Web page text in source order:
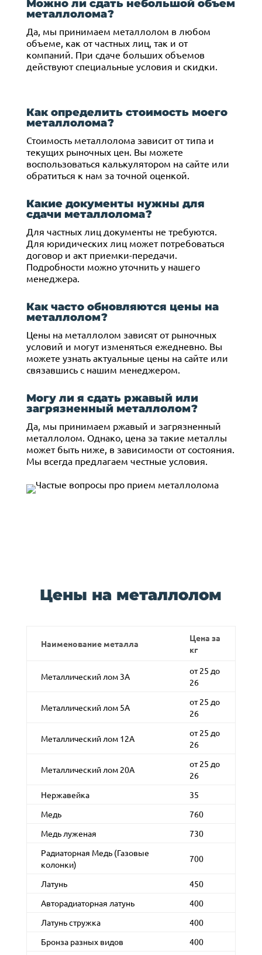
Можно ли сдать небольшой объем
металлолома?
Да, мы принимаем металлолом в любом
объеме, как от частных лиц, так и от
компаний. При сдаче больших объемов
действуют специальные условия и скидки.
Как определить стоимость моего
металлолома?
Стоимость металлолома зависит от типа и
текущих рыночных цен. Вы можете
воспользоваться калькулятором на сайте или
обратиться к нам за точной оценкой.
Какие документы нужны для
сдачи металлолома?
Для частных лиц документы не требуются.
Для юридических лиц может потребоваться
договор и акт приемки-передачи.
Подробности можно уточнить у нашего
менеджера.
Как часто обновляются цены на
металлолом?
Цены на металлолом зависят от рыночных
условий и могут изменяться ежедневно. Вы
можете узнать актуальные цены на сайте или
связавшись с нашим менеджером.
Могу ли я сдать ржавый или
загрязненный металлолом?
Да, мы принимаем ржавый и загрязненный
металлолом. Однако, цена за такие металлы
может быть ниже, в зависимости от состояния.
Мы всегда предлагаем честные условия.
Цены на металлолом
Наименование металла
Цена за
кг
Металлический лом 3А
от 25 до
26
Металлический лом 5А
от 25 до
26
Металлический лом 12А
от 25 до
26
Металлический лом 20А
от 25 до
26
Нержавейка
35
Медь
760
Медь луженая
730
Радиаторная Медь (Газовые
колонки)
700
Латунь
450
Авторадиаторная латунь
400
Латунь стружка
400
Бронза разных видов
400